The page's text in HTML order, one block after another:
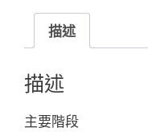
色
Piece
中
繼
」
數
描述
描述
主要階段